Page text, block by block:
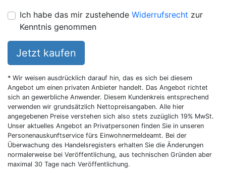
Ich habe das mir zustehende Widerrufsrecht zur
Kenntnis genommen
Jetzt kaufen
* Wir weisen ausdrücklich darauf hin, das es sich bei diesem
Angebot um einen privaten Anbieter handelt. Das Angebot richtet
sich an gewerbliche Anwender. Diesem Kundenkreis entsprechend
verwenden wir grundsätzlich Nettopreisangaben. Alle hier
angegebenen Preise verstehen sich also stets zuzüglich 19% MwSt.
Unser aktuelles Angebot an Privatpersonen finden Sie in unseren
Personenauskunftservice fürs Einwohnermeldeamt. Bei der
Überwachung des Handelsregisters erhalten Sie die Änderungen
normalerweise bei Veröffentlichung, aus technischen Gründen aber
maximal 30 Tage nach Veröffentlichung.